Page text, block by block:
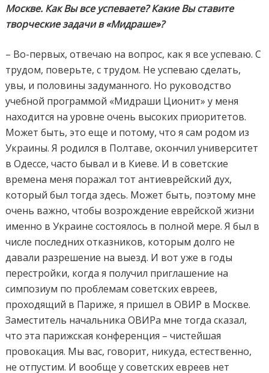
Москве. Как Вы все успеваете? Какие Вы ставите
творческие задачи в «Мидраше»?
– Во-первых, отвечаю на вопрос, как я все успеваю. С
трудом, поверьте, с трудом. Не успеваю сделать,
увы, и половины задуманного. Но руководство
учебной программой «Мидраши Ционит» у меня
находится на уровне очень высоких приоритетов.
Может быть, это еще и потому, что я сам родом из
Украины. Я родился в Полтаве, окончил университет
в Одессе, часто бывал и в Киеве. И в советские
времена меня поражал тот антиеврейский дух,
который был тогда здесь. Может быть, поэтому мне
очень важно, чтобы возрождение еврейской жизни
именно в Украине состоялось в полной мере. Я был в
числе последних отказников, которым долго не
давали разрешение на выезд. И вот уже в годы
перестройки, когда я получил приглашение на
симпозиум по проблемам советских евреев,
проходящий в Париже, я пришел в ОВИР в Москве.
Заместитель начальника ОВИРа мне тогда сказал,
что эта парижская конференция – чистейшая
провокация. Мы вас, говорит, никуда, естественно,
не отпустим. И вообще у советских евреев нет